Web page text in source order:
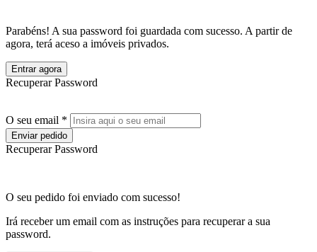
Parabéns! A sua password foi guardada com sucesso. A partir de
agora, terá aceso a imóveis privados.
Entrar agora
Recuperar Password
O seu email *
Enviar pedido
Recuperar Password
O seu pedido foi enviado com sucesso!
Irá receber um email com as instruções para recuperar a sua
password.